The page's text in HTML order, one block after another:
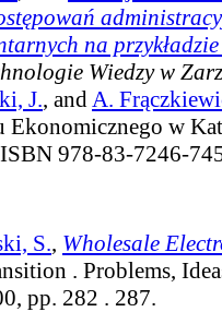
na
Wiedzy w
J., and A.
w
978-83-7246-
S., Wholesale
. Problems,
pp. 282 . 287.